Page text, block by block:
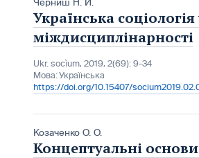
Черниш Н. Й.
Українська
міждисциплінарності
Ukr. socìum, 2019, 2(69): 9-34
Мова:Українська
https://doi.org/10.15407/
Козаченко О. О.
Концептуальні